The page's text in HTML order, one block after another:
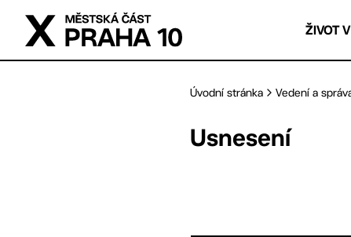
Přejít na hlavní obsah
ŽIVOT
Úvodní stránka Vedení a
Usnesení